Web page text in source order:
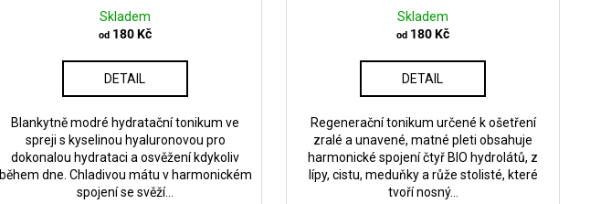
Skladem
od 180 Kč
DETAIL
Blankytně modré hydratační tonikum ve
spreji s kyselinou hyaluronovou pro
dokonalou hydrataci a osvěžení kdykoliv
během dne. Chladivou mátu v harmonickém
spojení se svěží...
Skladem
od 180 Kč
DETAIL
Regenerační tonikum určené k ošetření
zralé a unavené, matné pleti obsahuje
harmonické spojení čtyř BIO hydrolátů, z
lípy, cistu, meduňky a růže stolisté, které
tvoří nosný...